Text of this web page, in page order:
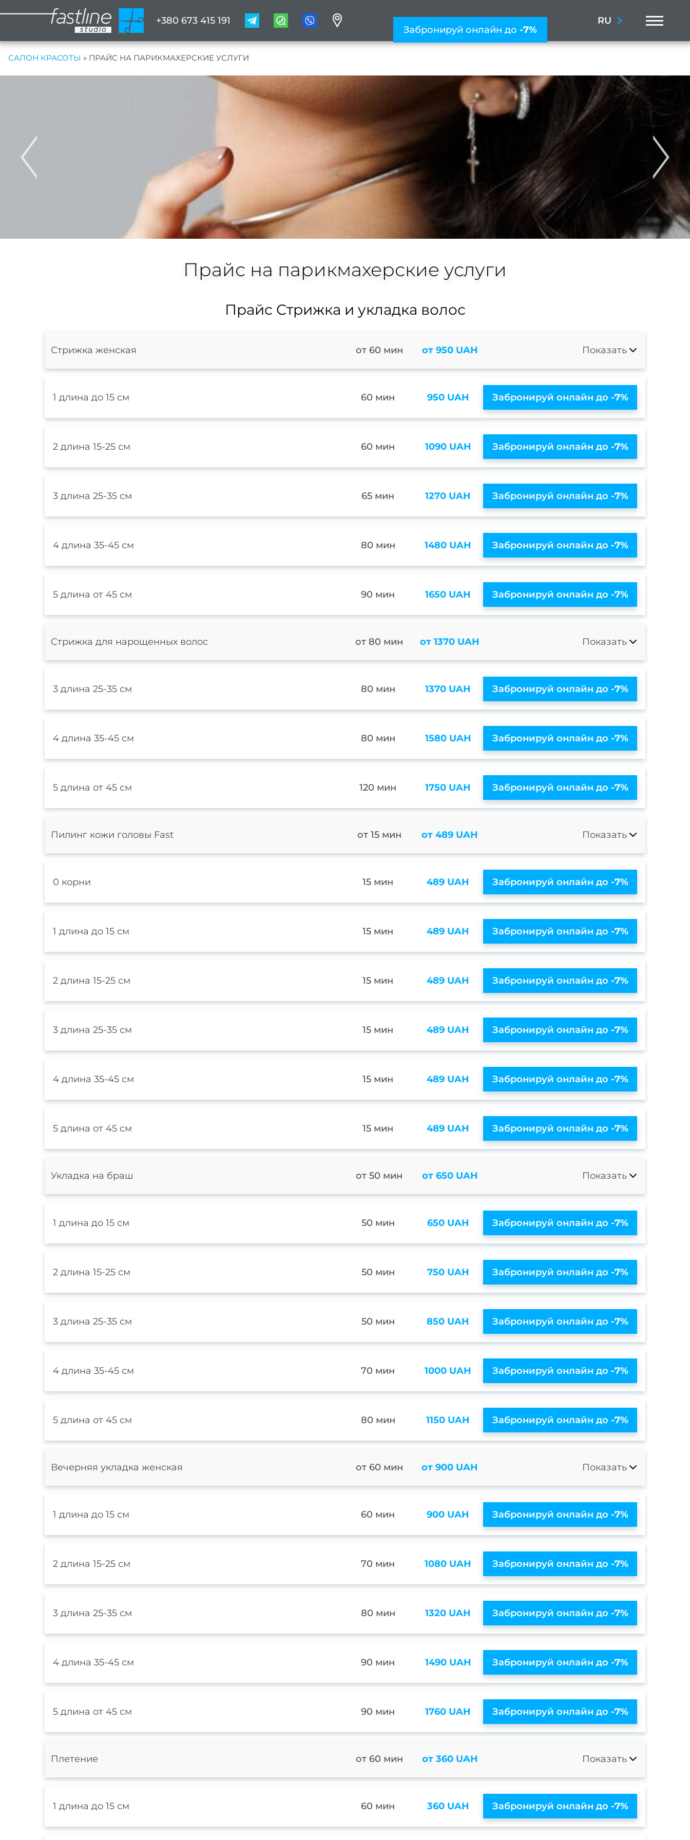
+380 673 415 191
Забронируй онлайн до -7%
RU
САЛОН КРАСОТЫ » ПРАЙС НА ПАРИКМАХЕРСКИЕ УСЛУГИ
Прайс на парикмахерские услуги
Прайс Стрижка и укладка волос
Стрижка женская от 60 мин от 950 UAH Показать
1 длина до 15 см 60 мин 950 UAH Забронируй онлайн до -7%
2 длина 15-25 см 60 мин 1090 UAH Забронируй онлайн до -7%
3 длина 25-35 см 65 мин 1270 UAH Забронируй онлайн до -7%
4 длина 35-45 см 80 мин 1480 UAH Забронируй онлайн до -7%
5 длина от 45 см 90 мин 1650 UAH Забронируй онлайн до -7%
Стрижка для нарощенных волос от 80 мин от 1370 UAH Показать
3 длина 25-35 см 80 мин 1370 UAH Забронируй онлайн до -7%
4 длина 35-45 см 80 мин 1580 UAH Забронируй онлайн до -7%
5 длина от 45 см 120 мин 1750 UAH Забронируй онлайн до -7%
Пилинг кожи головы Fast от 15 мин от 489 UAH Показать
0 корни 15 мин 489 UAH Забронируй онлайн до -7%
1 длина до 15 см 15 мин 489 UAH Забронируй онлайн до -7%
2 длина 15-25 см 15 мин 489 UAH Забронируй онлайн до -7%
3 длина 25-35 см 15 мин 489 UAH Забронируй онлайн до -7%
4 длина 35-45 см 15 мин 489 UAH Забронируй онлайн до -7%
5 длина от 45 см 15 мин 489 UAH Забронируй онлайн до -7%
Укладка на браш от 50 мин от 650 UAH Показать
1 длина до 15 см 50 мин 650 UAH Забронируй онлайн до -7%
2 длина 15-25 см 50 мин 750 UAH Забронируй онлайн до -7%
3 длина 25-35 см 50 мин 850 UAH Забронируй онлайн до -7%
4 длина 35-45 см 70 мин 1000 UAH Забронируй онлайн до -7%
5 длина от 45 см 80 мин 1150 UAH Забронируй онлайн до -7%
Вечерняя укладка женская от 60 мин от 900 UAH Показать
1 длина до 15 см 60 мин 900 UAH Забронируй онлайн до -7%
2 длина 15-25 см 70 мин 1080 UAH Забронируй онлайн до -7%
3 длина 25-35 см 80 мин 1320 UAH Забронируй онлайн до -7%
4 длина 35-45 см 90 мин 1490 UAH Забронируй онлайн до -7%
5 длина от 45 см 90 мин 1760 UAH Забронируй онлайн до -7%
Плетение от 60 мин от 360 UAH Показать
1 длина до 15 см 60 мин 360 UAH Забронируй онлайн до -7%